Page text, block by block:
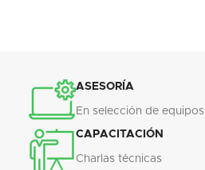
ASESORÍA
En selección de equipos
CAPACITACIÓN
Charlas técnicas